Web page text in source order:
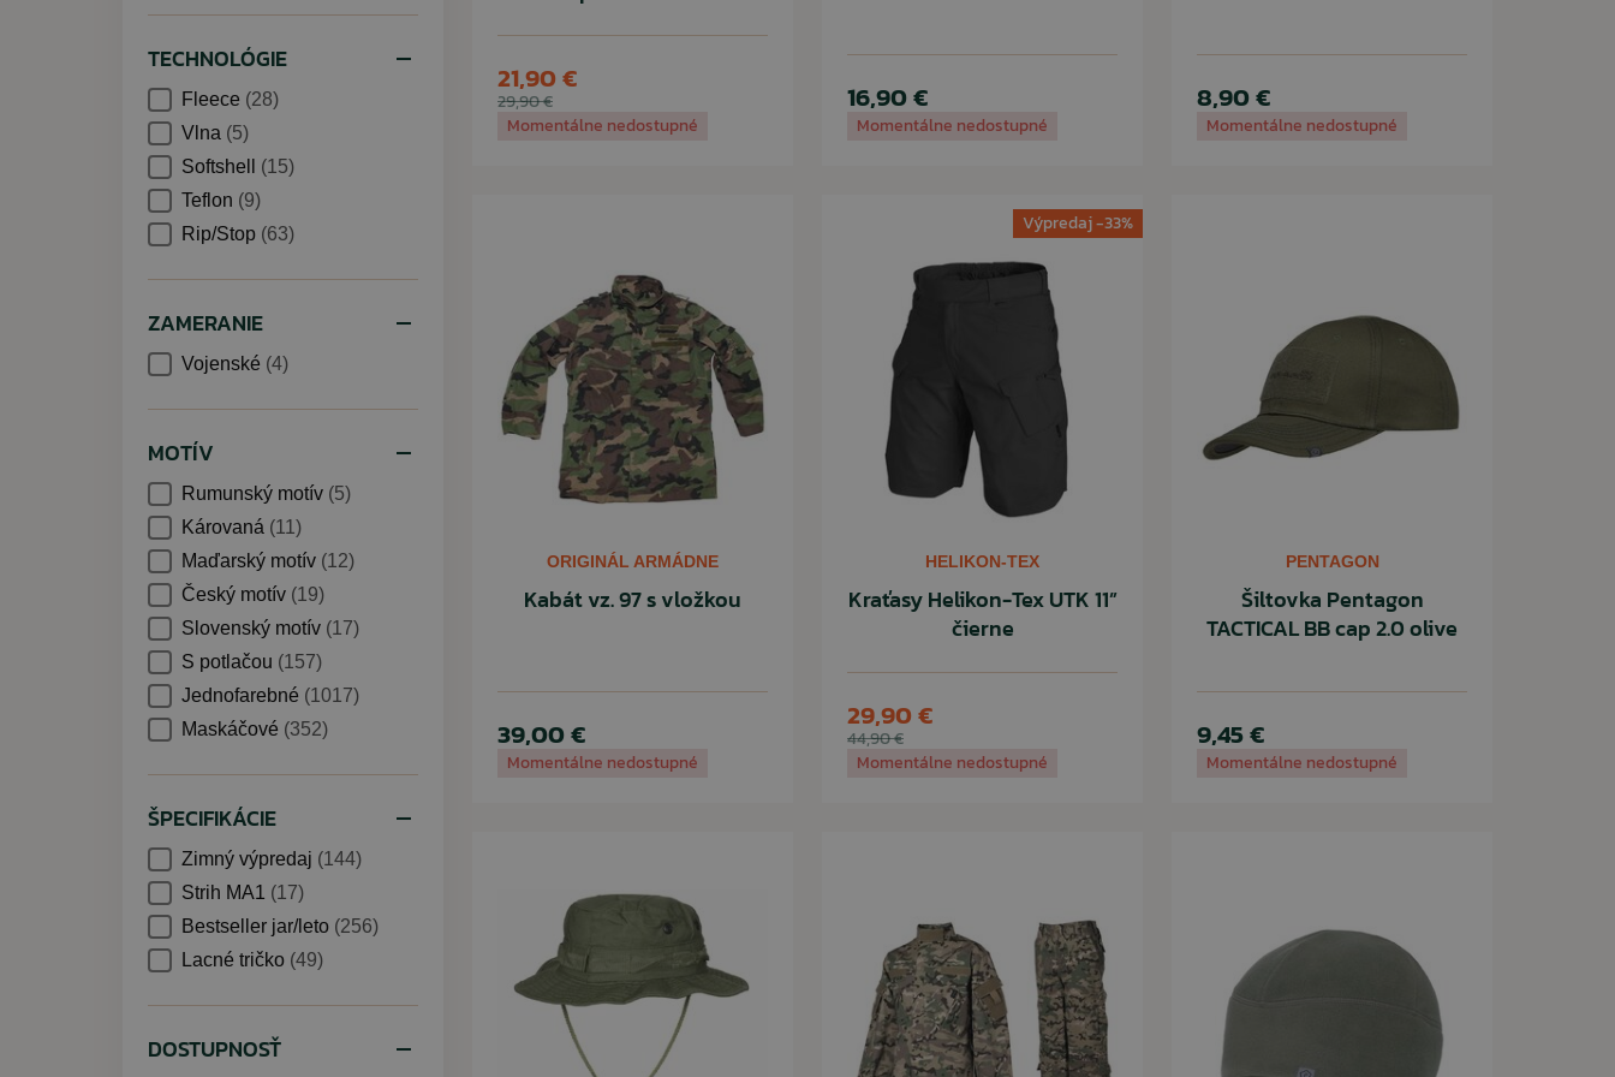
TECHNOLÓGIE
Fleece (28)
Vlna (5)
Softshell (15)
Teflon (9)
Rip/Stop (63)
ZAMERANIE
Vojenské (4)
MOTÍV
Rumunský motív (5)
Károvaná (11)
Maďarský motív (12)
Český motív (19)
Slovenský motív (17)
S potlačou (157)
Jednofarebné (1017)
Maskáčové (352)
ŠPECIFIKÁCIE
Zimný výpredaj (144)
Strih MA1 (17)
Bestseller jar/leto (256)
Lacné tričko (49)
DOSTUPNOSŤ
29,90 €
21,90 €
Momentálne nedostupné
16,90 €
Momentálne nedostupné
8,90 €
Momentálne nedostupné
ORIGINÁL ARMÁDNE
Kabát vz. 97 s vložkou
39,00 €
Momentálne nedostupné
Výpredaj -33%
HELIKON-TEX
Kraťasy Helikon-Tex UTK 11”
čierne
44,90 €
29,90 €
Momentálne nedostupné
PENTAGON
Šiltovka Pentagon
TACTICAL BB cap 2.0 olive
9,45 €
Momentálne nedostupné